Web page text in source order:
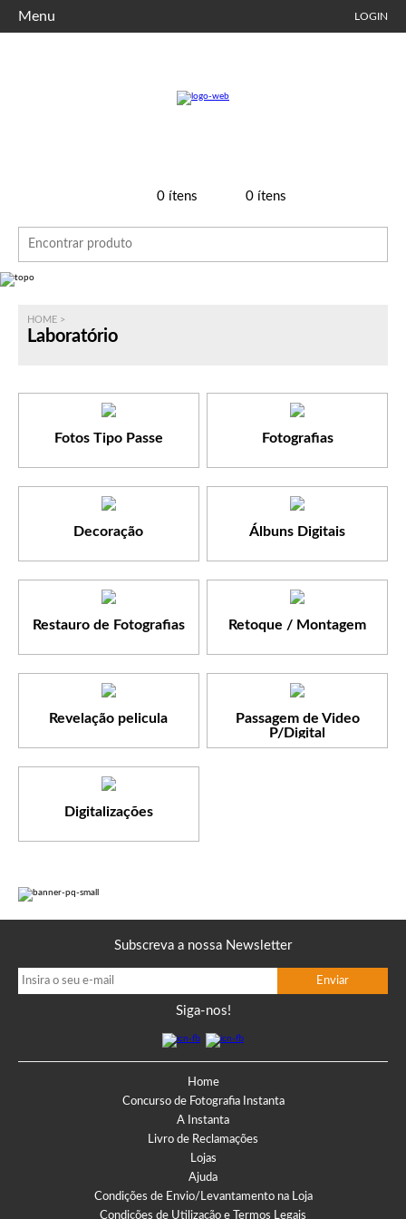
Menu LOGIN
0ítens 0ítens
HOME >
Laboratório
Fotos Tipo Passe Fotografias
Decoração Álbuns Digitais
Restauro de Fotografias Retoque / Montagem
Revelação pelicula
Passagem de Video
P/Digital
Digitalizações
Subscreva a nossa Newsletter
Siga-nos!
Home
Concurso de Fotografia Instanta
A Instanta
Livro de Reclamações
Lojas
Ajuda
Condições de Envio/Levantamento na Loja
Condições de Utilização e Termos Legais